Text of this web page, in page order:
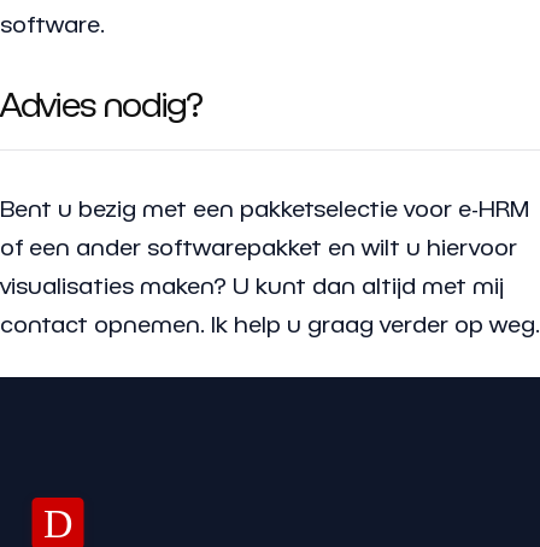
software.
Advies nodig?
Bent u bezig met een pakketselectie voor e-HRM
of een ander softwarepakket en wilt u hiervoor
visualisaties maken? U kunt dan altijd met mij
contact opnemen. Ik help u graag verder op weg.
D